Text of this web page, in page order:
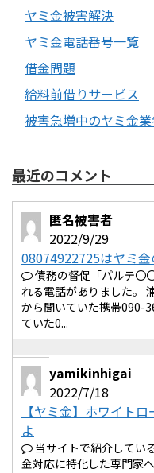
ヤミ金被害解決
ヤミ金電話番号一覧
借金問題
給料前借りサービス
被害急増中のヤミ金
最近のコメント
匿名被害者
2022/9/29
08074922725はヤミ
債務の督促「パルテ〇
れる電話がありました。
から聞いていた携帯090-
ていた0...
yamikinhigai
2022/7/18
【ヤミ金】ホワイト
よ
当サイトで紹介してい
金対応に特化した専門家